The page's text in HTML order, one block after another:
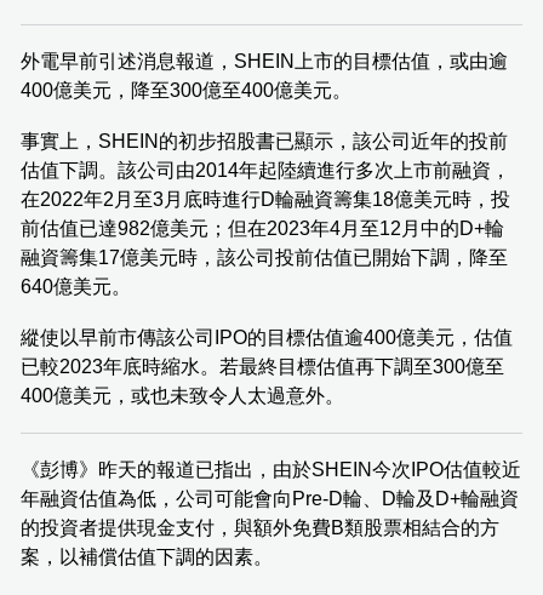
外電早前引述消息報道，SHEIN上市的目標估值，或由逾
400億美元，降至300億至400億美元。
事實上，SHEIN的初步招股書已顯示，該公司近年的投前
估值下調。該公司由2014年起陸續進行多次上市前融資，
在2022年2月至3月底時進行D輪融資籌集18億美元時，投
前估值已達982億美元；但在2023年4月至12月中的D+輪
融資籌集17億美元時，該公司投前估值已開始下調，降至
640億美元。
縱使以早前市傳該公司IPO的目標估值逾400億美元，估值
已較2023年底時縮水。若最終目標估值再下調至300億至
400億美元，或也未致令人太過意外。
《彭博》昨天的報道已指出，由於SHEIN今次IPO估值較近
年融資估值為低，公司可能會向Pre-D輪、D輪及D+輪融資
的投資者提供現金支付，與額外免費B類股票相結合的方
案，以補償估值下調的因素。